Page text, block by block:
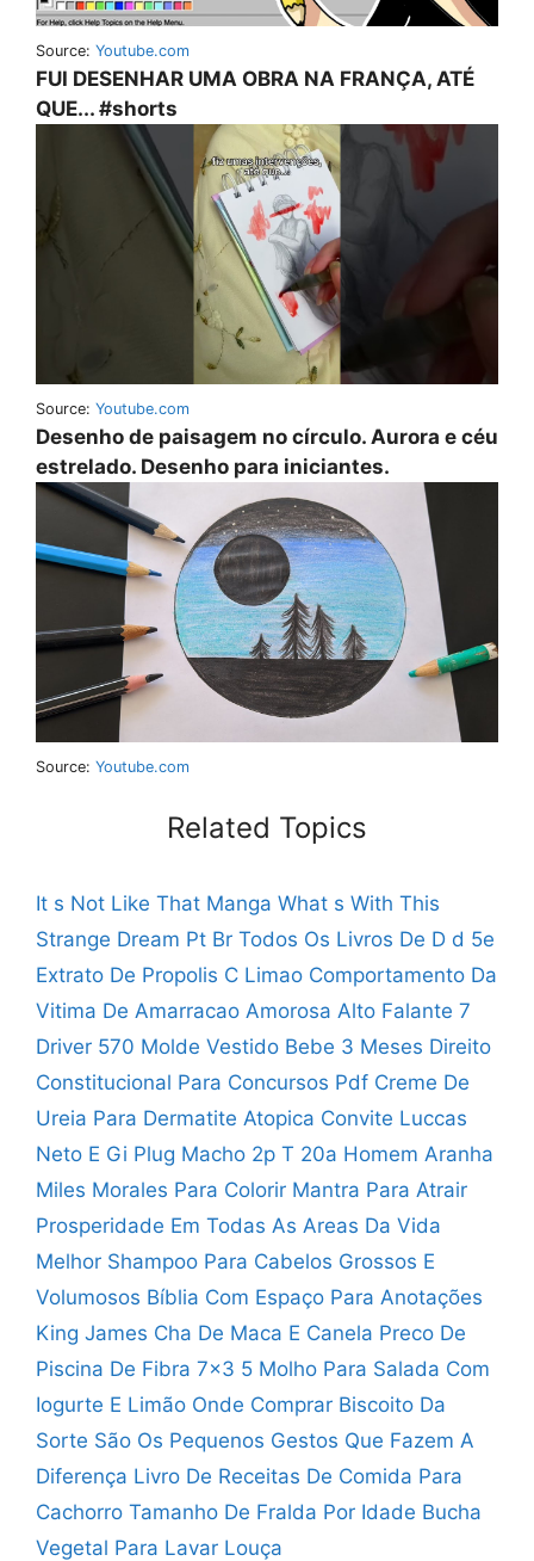
Source: Youtube.com
FUI DESENHAR UMA OBRA NA FRANÇA, ATÉ
QUE... #shorts
Source: Youtube.com
Desenho de paisagem no círculo. Aurora e céu
estrelado. Desenho para iniciantes.
Source: Youtube.com
Related Topics
It s Not Like That Manga What s With This
Strange Dream Pt Br Todos Os Livros De D d 5e
Extrato De Propolis C Limao Comportamento Da
Vitima De Amarracao Amorosa Alto Falante 7
Driver 570 Molde Vestido Bebe 3 Meses Direito
Constitucional Para Concursos Pdf Creme De
Ureia Para Dermatite Atopica Convite Luccas
Neto E Gi Plug Macho 2p T 20a Homem Aranha
Miles Morales Para Colorir Mantra Para Atrair
Prosperidade Em Todas As Areas Da Vida
Melhor Shampoo Para Cabelos Grossos E
Volumosos Bíblia Com Espaço Para Anotações
King James Cha De Maca E Canela Preco De
Piscina De Fibra 7x3 5 Molho Para Salada Com
Iogurte E Limão Onde Comprar Biscoito Da
Sorte São Os Pequenos Gestos Que Fazem A
Diferença Livro De Receitas De Comida Para
Cachorro Tamanho De Fralda Por Idade Bucha
Vegetal Para Lavar Louça